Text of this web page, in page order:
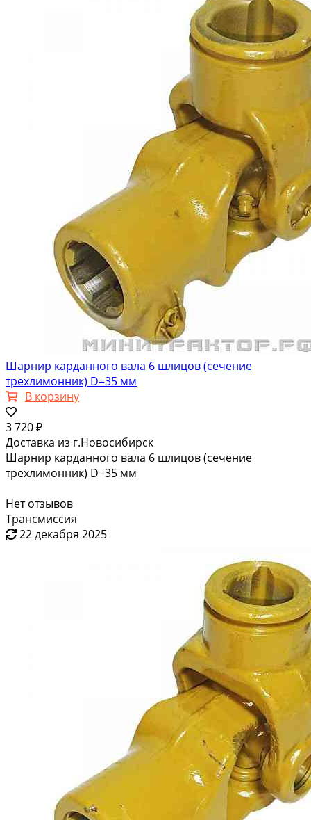
Шарнир карданного вала 6 шлицов (сечение
трехлимонник) D=35 мм
В корзину
3 720 ₽
Доставка из г.Новосибирск
Шарнир карданного вала 6 шлицов (сечение
трехлимонник) D=35 мм
Нет отзывов
Трансмиссия
22 декабря 2025